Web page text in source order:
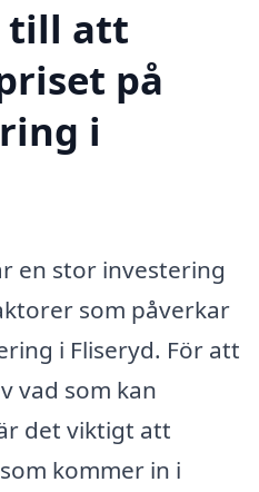
till att
på
i
en stor investering
som påverkar
i Fliseryd. För att
vad som kan
det viktigt att
kommer in i